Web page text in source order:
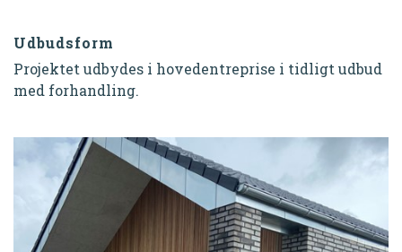
Udbudsform
Projektet udbydes i hovedentreprise i tidligt udbud
med forhandling.